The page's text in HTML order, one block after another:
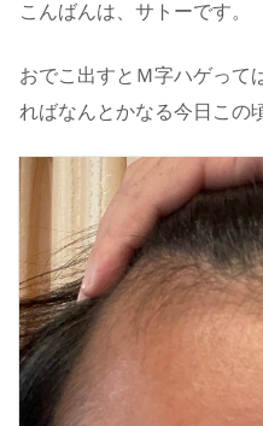
こんばんは、サトーです。
おでこ出すとＭ字ハゲって
ればなんとかなる今日この